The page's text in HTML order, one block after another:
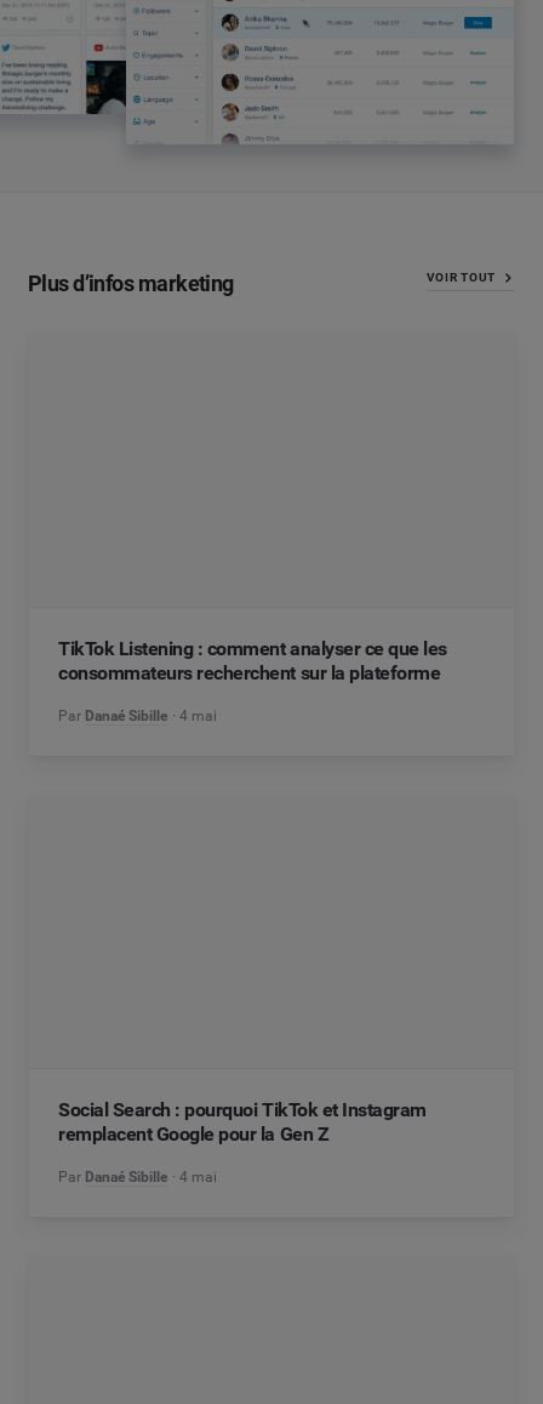
Plus d’infos marketing VOIR TOUT
TikTok Listening : comment analyser ce que les
consommateurs recherchent sur la plateforme
Par Danaé Sibille 4 mai
Social Search : pourquoi TikTok et Instagram
remplacent Google pour la Gen Z
Par Danaé Sibille 4 mai